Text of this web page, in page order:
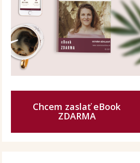
Chcem zaslať eBook
ZDARMA